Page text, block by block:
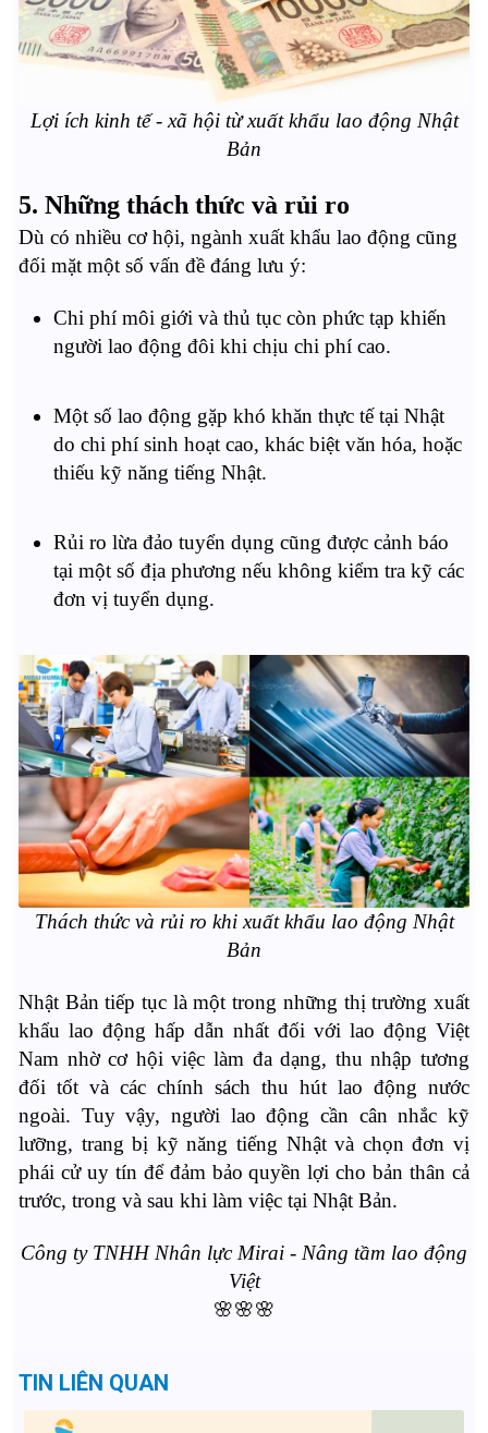
Lợi ích kinh tế - xã hội từ xuất khẩu lao động Nhật
Bản
5. Những thách thức và rủi ro
Dù có nhiều cơ hội, ngành xuất khẩu lao động cũng
đối mặt một số vấn đề đáng lưu ý:
Chi phí môi giới và thủ tục còn phức tạp khiến
người lao động đôi khi chịu chi phí cao.
Một số lao động gặp khó khăn thực tế tại Nhật
do chi phí sinh hoạt cao, khác biệt văn hóa, hoặc
thiếu kỹ năng tiếng Nhật.
Rủi ro lừa đảo tuyển dụng cũng được cảnh báo
tại một số địa phương nếu không kiểm tra kỹ các
đơn vị tuyển dụng.
Thách thức và rủi ro khi xuất khẩu lao động Nhật
Bản
Nhật Bản tiếp tục là một trong những thị trường xuất
khẩu lao động hấp dẫn nhất đối với lao động Việt
Nam nhờ cơ hội việc làm đa dạng, thu nhập tương
đối tốt và các chính sách thu hút lao động nước
ngoài. Tuy vậy, người lao động cần cân nhắc kỹ
lưỡng, trang bị kỹ năng tiếng Nhật và chọn đơn vị
phái cử uy tín để đảm bảo quyền lợi cho bản thân cả
trước, trong và sau khi làm việc tại Nhật Bản.
Công ty TNHH Nhân lực Mirai - Nâng tầm lao động
Việt
🌸🌸🌸
TIN LIÊN QUAN